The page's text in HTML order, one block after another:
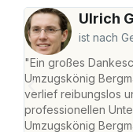
Ulrich
ist nach
"Ein großes
Umzugskönig
verlief reibungslos
professionellen
Umzugskönig